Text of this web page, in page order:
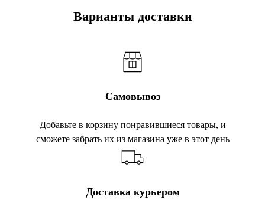
Варианты доставки
Самовывоз
Добавьте в корзину понравившиеся товары, и
сможете забрать их из магазина уже в этот день
Доставка курьером